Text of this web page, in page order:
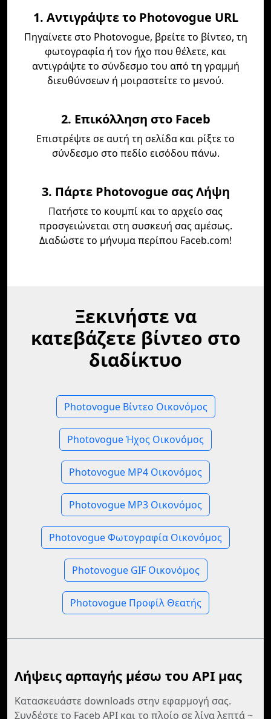
1. Αντιγράψτε το Photovogue URL
Πηγαίνετε στο Photovogue, βρείτε το βίντεο, τη
φωτογραφία ή τον ήχο που θέλετε, και
αντιγράψτε το σύνδεσμο του από τη γραμμή
διευθύνσεων ή μοιραστείτε το μενού.
2. Επικόλληση στο Faceb
Επιστρέψτε σε αυτή τη σελίδα και ρίξτε το
σύνδεσμο στο πεδίο εισόδου πάνω.
3. Πάρτε Photovogue σας Λήψη
Πατήστε το κουμπί και το αρχείο σας
προσγειώνεται στη συσκευή σας αμέσως.
Διαδώστε το μήνυμα περίπου Faceb.com!
Ξεκινήστε να
κατεβάζετε βίντεο στο
διαδίκτυο
Photovogue Βίντεο Οικονόμος
Photovogue Ήχος Οικονόμος
Photovogue MP4 Οικονόμος
Photovogue MP3 Οικονόμος
Photovogue Φωτογραφία Οικονόμος
Photovogue GIF Οικονόμος
Photovogue Προφίλ Θεατής
Λήψεις αρπαγής μέσω του API μας
Κατασκευάστε downloads στην εφαρμογή σας.
Συνδέστε το Faceb API και το πλοίο σε λίγα λεπτά ~